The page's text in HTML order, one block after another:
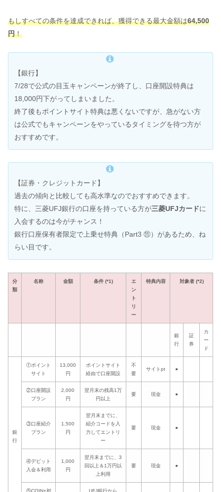
もしすべての条件を達成できれば、獲得できる最大金額は64,500
円！
【銀行】
7/28で公式の目玉キャンペーンが終了し、口座開設特典は
18,000円下がってしまいました。
終了後もポイントサイト特典は悪くないですが、急がない方
は公式でもキャンペーンをやっているタイミングを待つ方が
おすすめです。
【証券・クレジットカード】
過去の傾向と比較しても高水準なのでおすすめできます。
特に、三菱UFJ銀行の口座を持っている方が三菱UFJカードに
入会するのは今がチャンス！
銀行口座保有者限定で上乗せ特典（Part3 ⑪）があるため、ね
らい目です。
分
類
名称 金額 条件 (*1)
エ
ン
ト
リ
ー
特典内容 対象者 (*2)
銀
行
証
券
カ
ー
ド
銀
行
①ポイント
サイト
13,000
円
ポイントサイト
経由で口座開設
不
要
サイトpt ●
②口座開設
プラン
2,000
円
翌月末の残高1万
円以上
要 現金 ●
③口座紹介
プラン
1,500
円
翌月末までに、
紹介コードを入
力してエントリ
ー
要 現金 ●
④デビット
入会＆利用
1,000
円
翌月末までに、3
回以上＆1万円以
上利用
要 現金 ●
⑤COIN+初 UFJ銀行から